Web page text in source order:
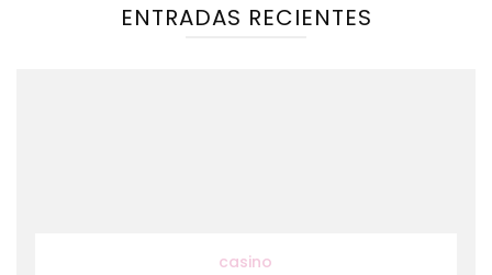
ENTRADAS RECIENTES
casino